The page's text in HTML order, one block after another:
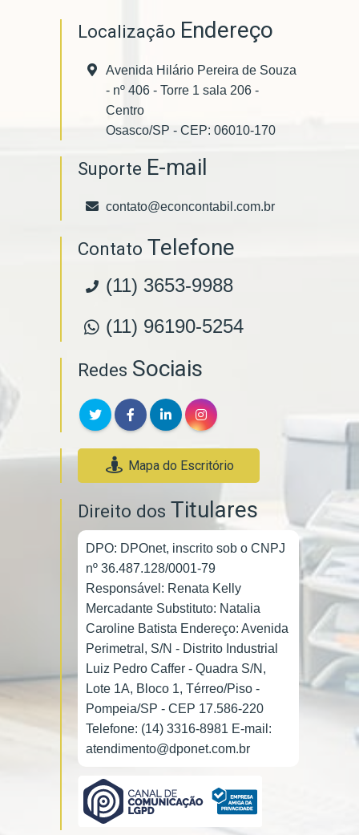
Localização Endereço
Avenida Hilário Pereira de Souza
- nº 406 - Torre 1 sala 206 -
Centro
Osasco/SP - CEP: 06010-170
Suporte E-mail
contato@econcontabil.com.br
Contato Telefone
(11) 3653-9988
(11) 96190-5254
Redes Sociais
Mapa do Escritório
Direito dos Titulares
DPO: DPOnet, inscrito sob o CNPJ
nº 36.487.128/0001-79
Responsável: Renata Kelly
Mercadante Substituto: Natalia
Caroline Batista Endereço: Avenida
Perimetral, S/N - Distrito Industrial
Luiz Pedro Caffer - Quadra S/N,
Lote 1A, Bloco 1, Térreo/Piso -
Pompeia/SP - CEP 17.586-220
Telefone: (14) 3316-8981 E-mail:
atendimento@dponet.com.br